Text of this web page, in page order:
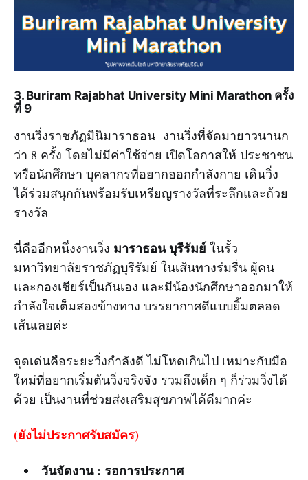
3. Buriram Rajabhat University Mini Marathon ครั้ง
ที่ 9
งานวิ่งราชภัฏมินิมาราธอน งานวิ่งที่จัดมายาวนานก
ว่า 8 ครั้ง โดยไม่มีค่าใช้จ่าย เปิดโอกาสให้ ประชาชน
หรือนักศึกษา บุคลากรที่อยากออกกำลังกาย เดินวิ่ง
ได้ร่วมสนุกกันพร้อมรับเหรียญรางวัลที่ระลึกและถ้วย
รางวัล
นี่คืออีกหนึ่งงานวิ่ง มาราธอน บุรีรัมย์ ในรั้ว
มหาวิทยาลัยราชภัฏบุรีรัมย์ ในเส้นทางร่มรื่น ผู้คน
และกองเชียร์เป็นกันเอง และมีน้องนักศึกษาออกมาให้
กำลังใจเต็มสองข้างทาง บรรยากาศดีแบบยิ้มตลอด
เส้นเลยค่ะ
จุดเด่นคือระยะวิ่งกำลังดี ไม่โหดเกินไป เหมาะกับมือ
ใหม่ที่อยากเริ่มต้นวิ่งจริงจัง รวมถึงเด็ก ๆ ก็ร่วมวิ่งได้
ด้วย เป็นงานที่ช่วยส่งเสริมสุขภาพได้ดีมากค่ะ
(ยังไม่ประกาศรับสมัคร)
วันจัดงาน : รอการประกาศ